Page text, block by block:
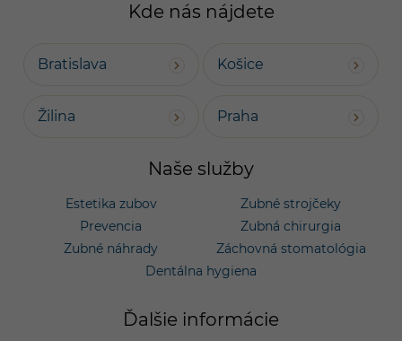
Kde nás nájdete
Bratislava Košice
Žilina Praha
Naše služby
Estetika zubov
Zubné strojčeky
Prevencia
Zubná chirurgia
Zubné náhrady
Záchovná stomatológia
Dentálna hygiena
Ďalšie informácie